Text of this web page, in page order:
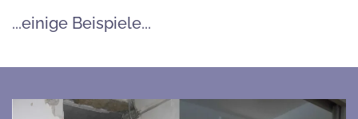
...einige Beispiele...